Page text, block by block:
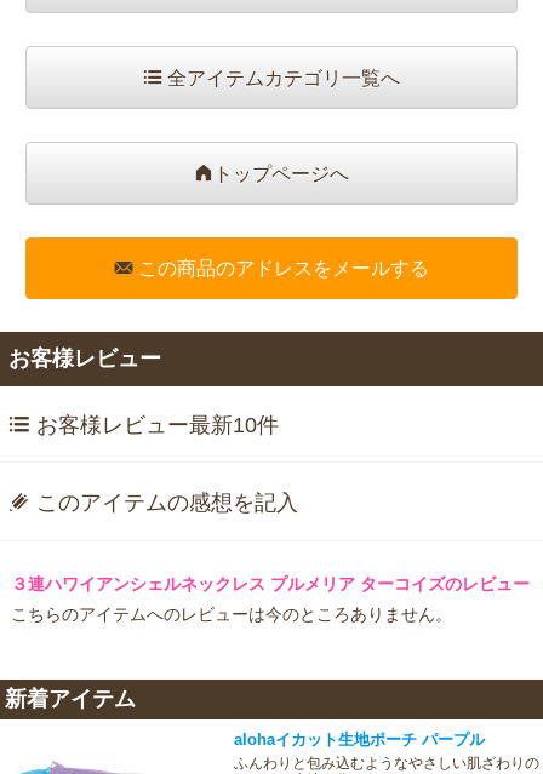
全アイテムカテゴリ一覧へ
トップページへ
この商品のアドレスをメールする
お客様レビュー
お客様レビュー最新10件
このアイテムの感想を記入
３連ハワイアンシェルネックレス プルメリア ターコイズのレビュー
こちらのアイテムへのレビューは今のところありません。
新着アイテム
alohaイカット生地ポーチ パープル
ふんわりと包み込むようなやさしい肌ざわりの